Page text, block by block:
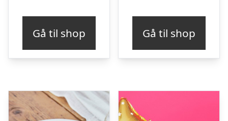
Gå til shop Gå til shop